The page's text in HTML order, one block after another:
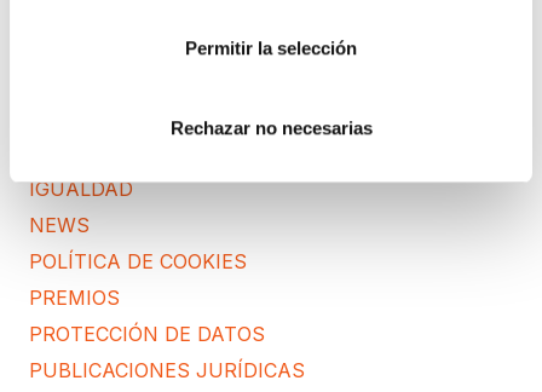
Permitir la selección
Rechazar no necesarias
DERECHOS RGPD
IGUALDAD
NEWS
POLÍTICA DE COOKIES
PREMIOS
PROTECCIÓN DE DATOS
PUBLICACIONES JURÍDICAS